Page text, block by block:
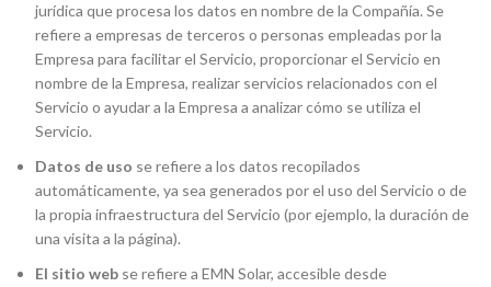
jurídica que procesa los datos en nombre de la Compañía. Se
refiere a empresas de terceros o personas empleadas por la
Empresa para facilitar el Servicio, proporcionar el Servicio en
nombre de la Empresa, realizar servicios relacionados con el
Servicio o ayudar a la Empresa a analizar cómo se utiliza el
Servicio.
Datos de uso se refiere a los datos recopilados
automáticamente, ya sea generados por el uso del Servicio o de
la propia infraestructura del Servicio (por ejemplo, la duración de
una visita a la página).
El sitio web se refiere a EMN Solar, accesible desde